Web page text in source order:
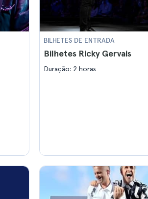
BILHETES DE ENTRADA
Bilhetes Ricky Gervais
Duração: 2 horas